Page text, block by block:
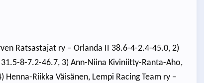
Ratsastajat ry – Orlanda II 38.6-4-2.4-45.0, 2)
8-7.2-46.7, 3) Ann-Niina Kiviniitty-Ranta-Aho,
Riikka Väisänen, Lempi Racing Team ry –